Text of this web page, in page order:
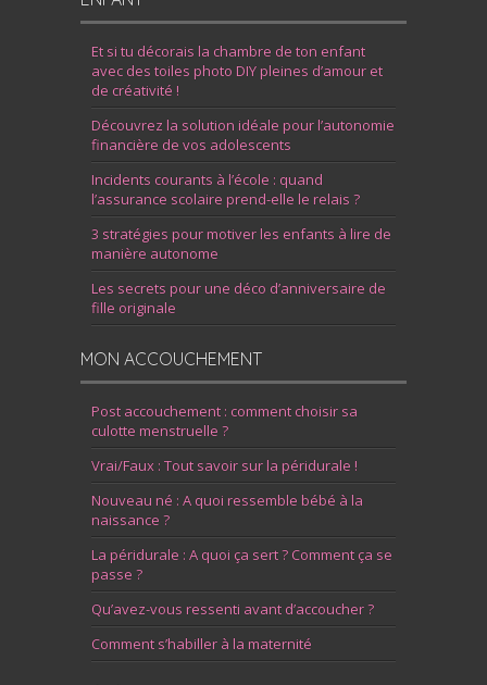
Et si tu décorais la chambre de ton enfant
avec des toiles photo DIY pleines d’amour et
de créativité !
Découvrez la solution idéale pour l’autonomie
financière de vos adolescents
Incidents courants à l’école : quand
l’assurance scolaire prend-elle le relais ?
3 stratégies pour motiver les enfants à lire de
manière autonome
Les secrets pour une déco d’anniversaire de
fille originale
MON ACCOUCHEMENT
Post accouchement : comment choisir sa
culotte menstruelle ?
Vrai/Faux : Tout savoir sur la péridurale !
Nouveau né : A quoi ressemble bébé à la
naissance ?
La péridurale : A quoi ça sert ? Comment ça se
passe ?
Qu’avez-vous ressenti avant d’accoucher ?
Comment s’habiller à la maternité